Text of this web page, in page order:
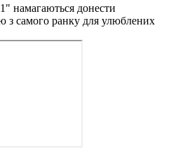
намагаються донести
з самого ранку для улюблених